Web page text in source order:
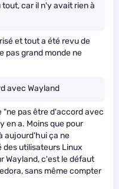
car il n'y avait rien à
et tout a été revu de
pas grand monde ne
avec Wayland
"ne pas être d'accord avec
en a. Moins que pour
aujourd'hui ça ne
des utilisateurs Linux
Wayland, c'est le défaut
sans même compter